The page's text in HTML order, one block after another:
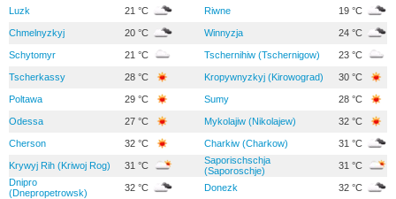
Luzk 21 °C Riwne 19 °C
Chmelnyzkyj 20 °C Winnyzja 24 °C
Schytomyr 21 °C Tschernihiw (Tschernigow) 23 °C
Tscherkassy 28 °C Kropywnyzkyj (Kirowograd) 30 °C
Poltawa 29 °C Sumy 28 °C
Odessa 27 °C Mykolajiw (Nikolajew) 32 °C
Cherson 32 °C Charkiw (Charkow) 31 °C
Krywyj Rih (Kriwoj Rog) 31 °C
Saporischschja
(Saporoschje)
31 °C
Dnipro
(Dnepropetrowsk)
32 °C Donezk 32 °C